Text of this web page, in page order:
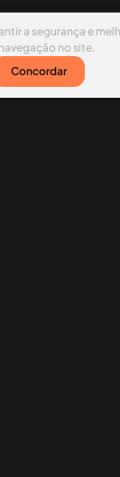
a segurança e
no site.
Concordar